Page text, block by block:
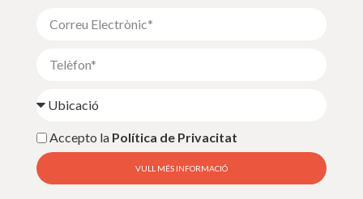
Accepto la Política de Privacitat
VULL MÉS INFORMACIÓ